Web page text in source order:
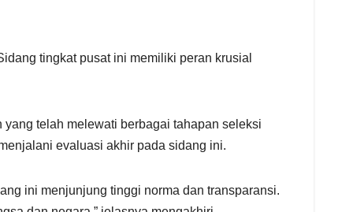
tingkat pusat ini memiliki peran krusial
telah melewati berbagai tahapan seleksi
evaluasi akhir pada sidang ini.
ini menjunjung tinggi norma dan transparansi.